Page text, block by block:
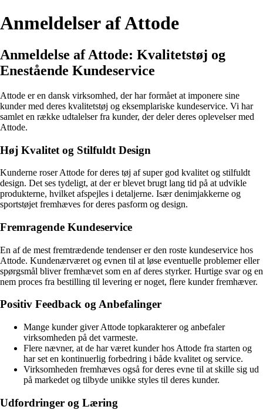
Anmeldelser af Attode
Anmeldelse af Attode: Kvalitetstøj og
Enestående Kundeservice
Attode er en dansk virksomhed, der har formået at imponere sine
kunder med deres kvalitetstøj og eksemplariske kundeservice. Vi har
samlet en række udtalelser fra kunder, der deler deres oplevelser med
Attode.
Høj Kvalitet og Stilfuldt Design
Kunderne roser Attode for deres tøj af super god kvalitet og stilfuldt
design. Det ses tydeligt, at der er blevet brugt lang tid på at udvikle
produkterne, hvilket afspejles i detaljerne. Især denimjakkerne og
sportstøjet fremhæves for deres pasform og design.
Fremragende Kundeservice
En af de mest fremtrædende tendenser er den roste kundeservice hos
Attode. Kundenærværet og evnen til at løse eventuelle problemer eller
spørgsmål bliver fremhævet som en af deres styrker. Hurtige svar og en
nem proces fra bestilling til levering er noget, flere kunder fremhæver.
Positiv Feedback og Anbefalinger
Mange kunder giver Attode topkarakterer og anbefaler
virksomheden på det varmeste.
Flere nævner, at de har været kunder hos Attode fra starten og
har set en kontinuerlig forbedring i både kvalitet og service.
Virksomheden fremhæves også for deres evne til at skille sig ud
på markedet og tilbyde unikke styles til deres kunder.
Udfordringer og Læring